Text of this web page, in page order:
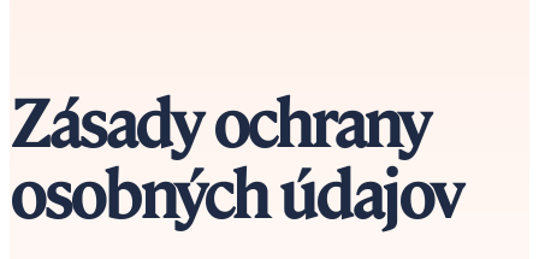
Zásady ochrany
osobných údajov